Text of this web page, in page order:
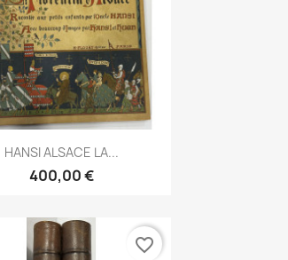
Aperçu rapide
HANSI ALSACE LA...
400,00 €
favorite_border